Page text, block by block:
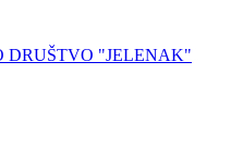
DRUŠTVO "JELENAK"